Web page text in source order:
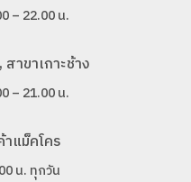
– 22.00 น.
าขาเกาะช้าง
– 21.00 น.
แม็คโคร
น. ทุกวัน